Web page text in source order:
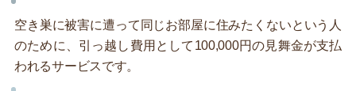
空き巣に被害に遭って同じお部屋に住みたくないという人
のために、引っ越し費用として100,000円の見舞金が支払
われるサービスです。